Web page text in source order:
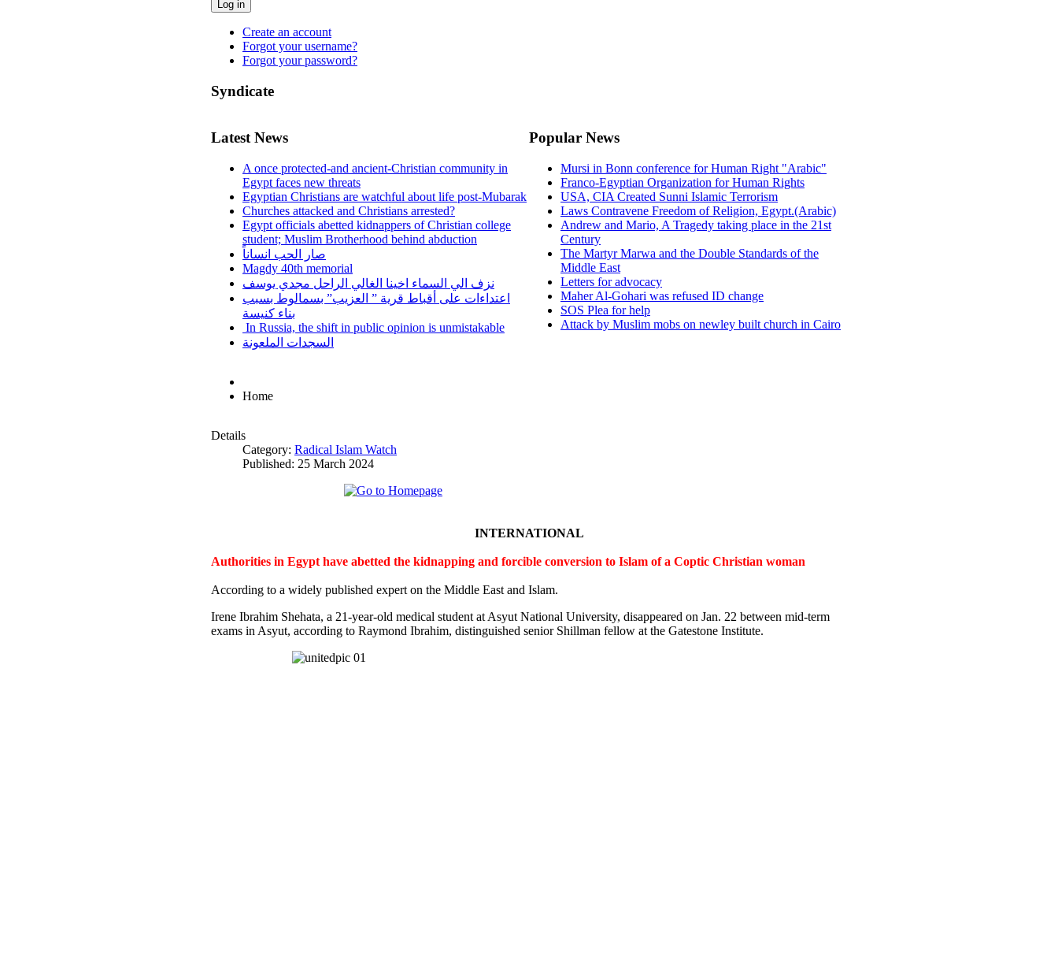
Log in
Create an account
Forgot your username?
Forgot your password?
Syndicate
Latest News
A once protected-and ancient-Christian community in
Egypt faces new threats
Egyptian Christians are watchful about life post-Mubarak
Churches attacked and Christians arrested?
Egypt officials abetted kidnappers of Christian college
student; Muslim Brotherhood behind abduction
صار الحب انساناً
Magdy 40th memorial
نزف الي السماء اخينا الغالي الراحل مجدي يوسف
اعتداءات على أقباط قرية ” العزيب” بسمالوط بسبب
بناء كنيسة
In Russia, the shift in public opinion is unmistakable
السجدات الملعونة
Popular News
Mursi in Bonn conference for Human Right "Arabic"
Franco-Egyptian Organization for Human Rights
USA, CIA Created Sunni Islamic Terrorism
Laws Contravene Freedom of Religion, Egypt.(Arabic)
Andrew and Mario, A Tragedy taking place in the 21st
Century
The Martyr Marwa and the Double Standards of the
Middle East
Letters for advocacy
Maher Al-Gohari was refused ID change
SOS Plea for help
Attack by Muslim mobs on newley built church in Cairo
Home
Details
Category: Radical Islam Watch
Published: 25 March 2024
INTERNATIONAL
Authorities in Egypt have abetted the kidnapping and forcible conversion to Islam of a Coptic Christian woman
According to a widely published expert on the Middle East and Islam.
Irene Ibrahim Shehata, a 21-year-old medical student at Asyut National University, disappeared on Jan. 22 between mid-term
exams in Asyut, according to Raymond Ibrahim, distinguished senior Shillman fellow at the Gatestone Institute.